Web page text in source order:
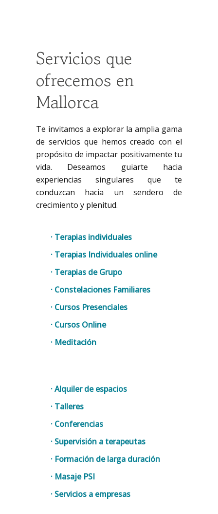
Servicios que
ofrecemos en
Mallorca
Te invitamos a explorar la amplia gama
de servicios que hemos creado con el
propósito de impactar positivamente tu
vida. Deseamos guiarte hacia
experiencias singulares que te
conduzcan hacia un sendero de
crecimiento y plenitud.
· Terapias individuales
· Terapias Individuales online
· Terapias de Grupo
· Constelaciones Familiares
· Cursos Presenciales
· Cursos Online
· Meditación
· Alquiler de espacios
· Talleres
· Conferencias
· Supervisión a terapeutas
· Formación de larga duración
· Masaje PSI
· Servicios a empresas